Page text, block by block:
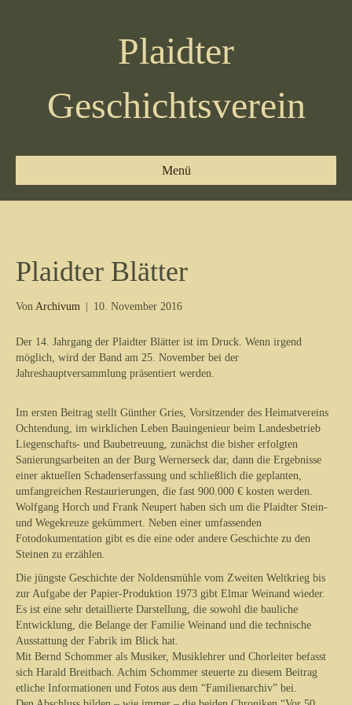
Plaidter
Geschichtsverein
Menü
Plaidter Blätter
Von Archivum 10. November 2016
Der 14. Jahrgang der Plaidter Blätter ist im Druck. Wenn irgend
möglich, wird der Band am 25. November bei der
Jahreshauptversammlung präsentiert werden.
Im ersten Beitrag stellt Günther Gries, Vorsitzender des Heimatvereins
Ochtendung, im wirklichen Leben Bauingenieur beim Landesbetrieb
Liegenschafts- und Baubetreuung, zunächst die bisher erfolgten
Sanierungsarbeiten an der Burg Wernerseck dar, dann die Ergebnisse
einer aktuellen Schadenserfassung und schließlich die geplanten,
umfangreichen Restaurierungen, die fast 900.000 € kosten werden.
Wolfgang Horch und Frank Neupert haben sich um die Plaidter Stein-
und Wegekreuze gekümmert. Neben einer umfassenden
Fotodokumentation gibt es die eine oder andere Geschichte zu den
Steinen zu erzählen.
Die jüngste Geschichte der Noldensmühle vom Zweiten Weltkrieg bis
zur Aufgabe der Papier-Produktion 1973 gibt Elmar Weinand wieder.
Es ist eine sehr detaillierte Darstellung, die sowohl die bauliche
Entwicklung, die Belange der Familie Weinand und die technische
Ausstattung der Fabrik im Blick hat.
Mit Bernd Schommer als Musiker, Musiklehrer und Chorleiter befasst
sich Harald Breitbach. Achim Schommer steuerte zu diesem Beitrag
etliche Informationen und Fotos aus dem “Familienarchiv” bei.